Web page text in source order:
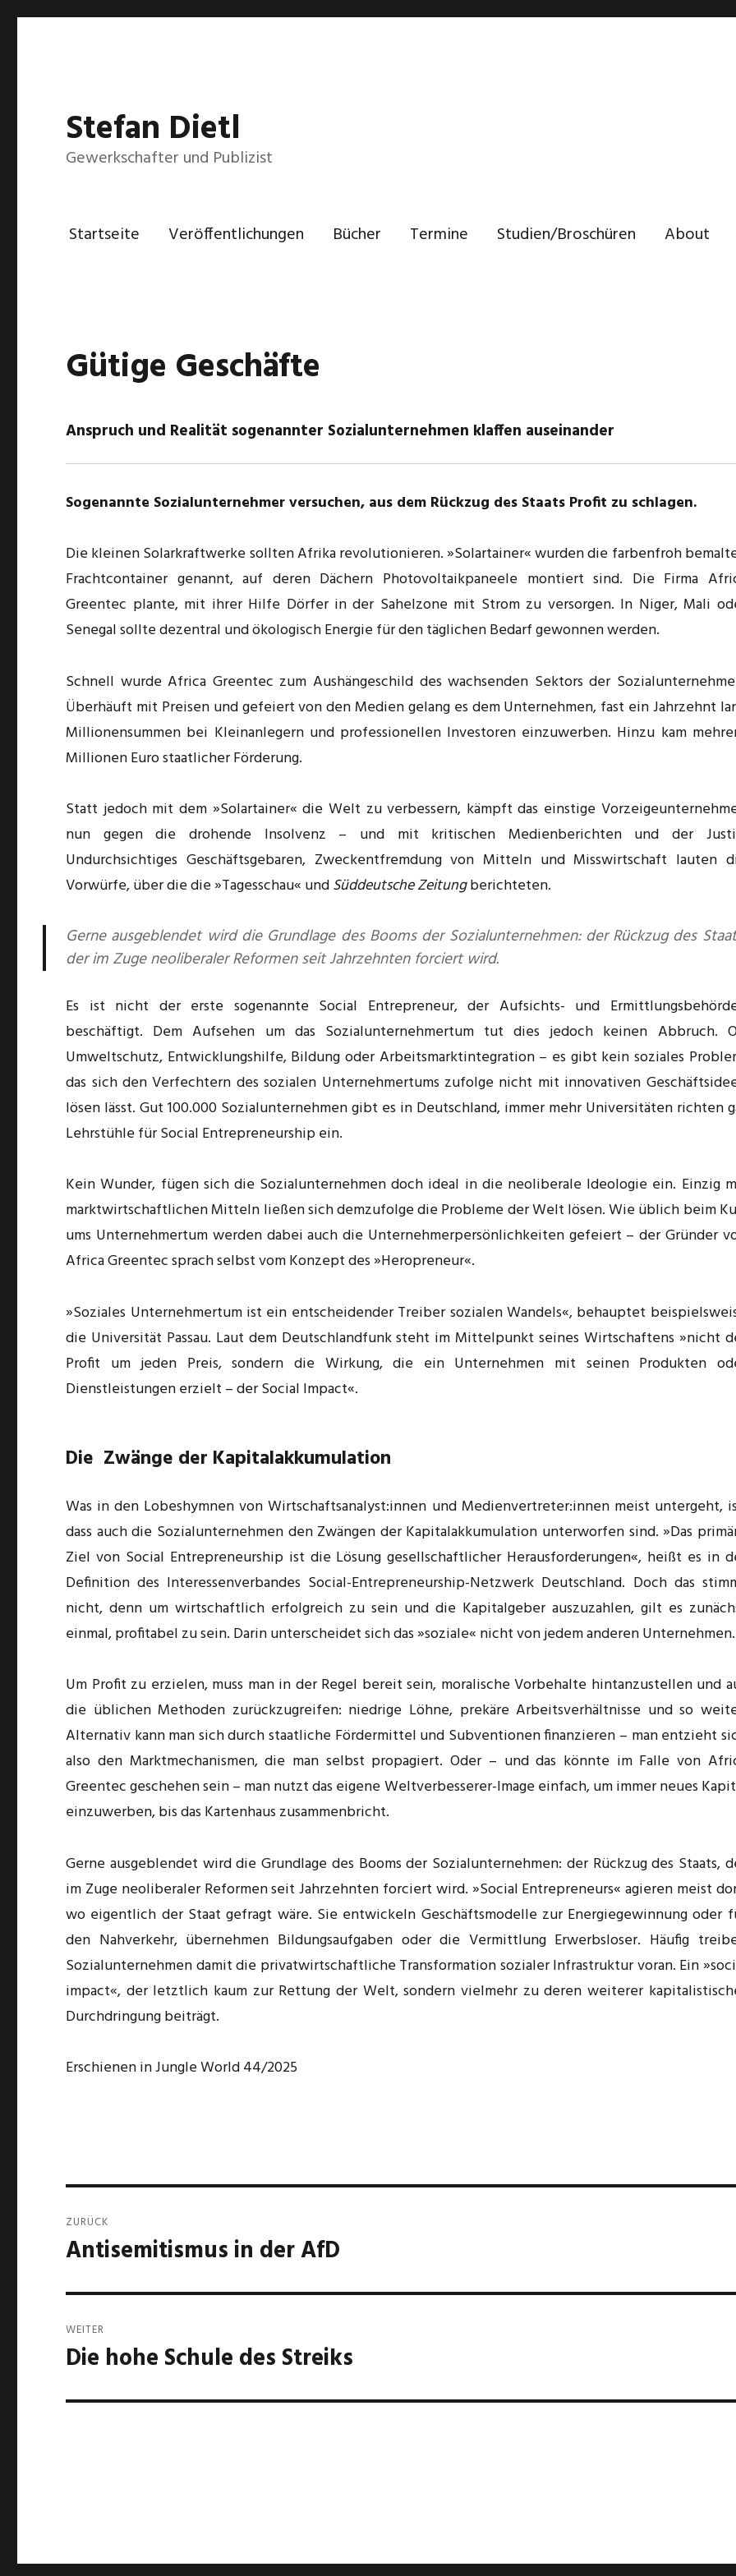
Stefan Dietl
Gewerkschafter und Publizist
Startseite Veröffentlichungen Bücher Termine Studien/Broschüren About
Gütige Geschäfte
Anspruch und Realität sogenannter Sozialunternehmen klaffen auseinander
Sogenannte Sozialunternehmer versuchen, aus dem Rückzug des Staats Profit zu schlagen.
Die kleinen Solarkraftwerke sollten Afrika revolutionieren. »Solartainer« wurden die farbenfroh
Frachtcontainer genannt, auf deren Dächern Photovoltaikpaneele montiert sind. Die Firma
Greentec plante, mit ihrer Hilfe Dörfer in der Sahelzone mit Strom zu versorgen. In Niger, Mali
Senegal sollte dezentral und ökologisch Energie für den täglichen Bedarf gewonnen werden.
Schnell wurde Africa Greentec zum Aushängeschild des wachsenden Sektors der
Überhäuft mit Preisen und gefeiert von den Medien gelang es dem Unternehmen, fast ein Jahrzehnt
Millionensummen bei Kleinanlegern und professionellen Investoren einzuwerben. Hinzu kam
Millionen Euro staatlicher Förderung.
Statt jedoch mit dem »Solartainer« die Welt zu verbessern, kämpft das einstige
nun gegen die drohende Insolvenz – und mit kritischen Medienberichten und der
Undurchsichtiges Geschäftsgebaren, Zweckentfremdung von Mitteln und Misswirtschaft lauten
Vorwürfe, über die die »Tagesschau« undSüddeutsche Zeitungberichteten.
Gerne ausgeblendet wird die Grundlage des Booms der Sozialunternehmen: der Rückzug des
der im Zuge neoliberaler Reformen seit Jahrzehnten forciert wird.
Es ist nicht der erste sogenannte Social Entrepreneur, der Aufsichts- und
beschäftigt. Dem Aufsehen um das Sozialunternehmertum tut dies jedoch keinen Abbruch.
Umweltschutz, Entwicklungshilfe, Bildung oder Arbeitsmarktintegration – es gibt kein soziales
das sich den Verfechtern des sozialen Unternehmertums zufolge nicht mit innovativen
lösen lässt. Gut 100.000 Sozialunternehmen gibt es in Deutschland, immer mehr Universitäten richten
Lehrstühle für Social Entrepreneurship ein.
Kein Wunder, fügen sich die Sozialunternehmen doch ideal in die neoliberale Ideologie ein. Einzig
marktwirtschaftlichen Mitteln ließen sich demzufolge die Probleme der Welt lösen. Wie üblich beim
ums Unternehmertum werden dabei auch die Unternehmerpersönlichkeiten gefeiert – der Gründer
Africa Greentec sprach selbst vom Konzept des »Heropreneur«.
»Soziales Unternehmertum ist ein entscheidender Treiber sozialen Wandels«, behauptet
die Universität Passau. Laut dem Deutschlandfunk steht im Mittelpunkt seines Wirtschaftens »nicht
Profit um jeden Preis, sondern die Wirkung, die ein Unternehmen mit seinen Produkten
Dienstleistungen erzielt – der Social Impact«.
Die Zwänge der Kapitalakkumulation
Was in den Lobeshymnen von Wirt­schafts­analyst:innen und Medien­vertreter:in­nen meist untergeht,
dass auch die Sozialunternehmen den Zwängen der Kapitalakkumulation unterworfen sind. »Das
Ziel von Social Entrepreneurship ist die Lösung gesellschaftlicher Herausforderungen«, heißt es in
Definition des Interessenverbandes Social-Entrepreneurship-Netzwerk Deutschland. Doch das
nicht, denn um wirtschaftlich erfolgreich zu sein und die Kapitalgeber auszuzahlen, gilt es
einmal, profitabel zu sein. Darin unterscheidet sich das »soziale« nicht von jedem anderen Unternehmen.
Um Profit zu erzielen, muss man in der Regel bereit sein, moralische Vorbehalte hintanzustellen und
die üblichen Methoden zurückzugreifen: niedrige Löhne, prekäre Arbeitsverhältnisse und so
Alternativ kann man sich durch staatliche Fördermittel und Subventionen finanzieren – man entzieht
also den Marktmechanismen, die man selbst propagiert. Oder – und das könnte im Falle von
Greentec geschehen sein – man nutzt das eigene Weltverbesserer-Image einfach, um immer neues
einzuwerben, bis das Kartenhaus zusammenbricht.
Gerne ausgeblendet wird die Grundlage des Booms der Sozialunternehmen: der Rückzug des Staats,
im Zuge neoliberaler Reformen seit Jahrzehnten forciert wird. »Social Entrepreneurs« agieren meist
wo eigentlich der Staat gefragt wäre. Sie entwickeln Geschäftsmodelle zur Energiegewinnung oder
den Nahverkehr, übernehmen Bildungsaufgaben oder die Vermittlung Erwerbsloser. Häufig
Sozialunternehmen damit die privatwirtschaftliche Transformation sozialer Infrastruktur voran. Ein
impact«, der letztlich kaum zur Rettung der Welt, sondern vielmehr zu deren weiterer
Durchdringung beiträgt.
Erschienen in Jungle World 44/2025
Beitragsnavigation
ZURÜCK
Vorheriger
Antisemitismus in der AfD
WEITER
Nächster
Die hohe Schule des Streiks